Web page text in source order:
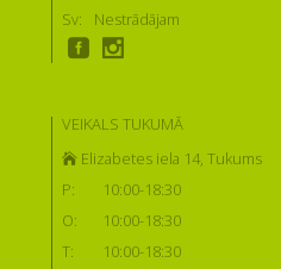
Sv:
Nestrādājam
VEIKALS TUKUMĀ
Elizabetes iela 14, Tukums
P:
10:00-18:30
O:
10:00-18:30
T:
10:00-18:30